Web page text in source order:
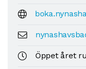
Öppet året